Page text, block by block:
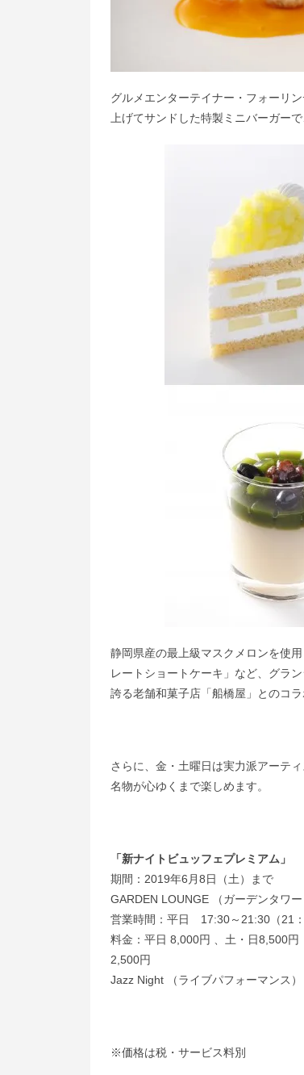
グルメエンターテイナー・フォーリ
上げてサンドした特製ミニバーガー
静岡県産の最上級マスクメロンを使
レートショートケーキ」など、グラ
誇る老舗和菓子店「船橋屋」とのコ
さらに、金・土曜日は実力派アーテ
名物が心ゆくまで楽しめます。
「新ナイトビュッフェプレミアム」
期間：2019年6月8日（土）まで
GARDEN LOUNGE （ガーデンタワー
営業時間：平日 17:30～21:30（21
料金：平日 8,000円 、土・日8,500
2,500円
Jazz Night （ライブパフォーマンス
※価格は税・サービス料別